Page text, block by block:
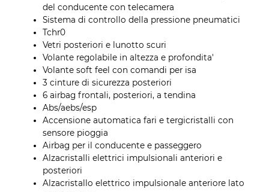
del conducente con telecamera
Sistema di controllo della pressione pneumatici
Tchr0
Vetri posteriori e lunotto scuri
Volante regolabile in altezza e profondita'
Volante soft feel con comandi per isa
3 cinture di sicurezza posteriori
6 airbag frontali, posteriori, a tendina
Abs/aebs/esp
Accensione automatica fari e tergicristalli con
sensore pioggia
Airbag per il conducente e passeggero
Alzacristalli elettrici impulsionali anteriori e
posteriori
Alzacristallo elettrico impulsionale anteriore lato